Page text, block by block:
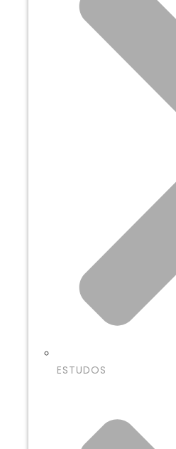
ESTUDOS